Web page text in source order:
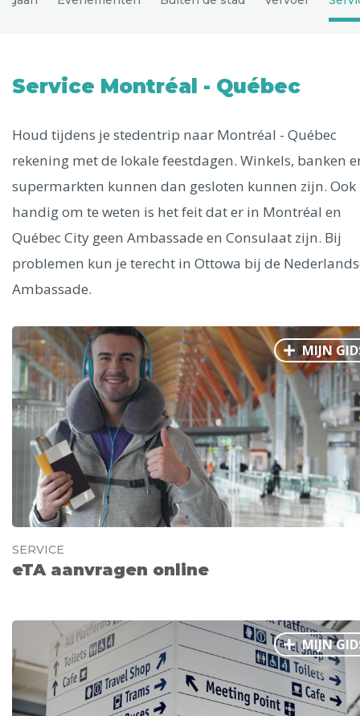
Uitgelichte bestemmingen
Phoenix
Dresden
Ålesund
Parijs Tokio Amsterdam Barcelona Dubai
Milaan
Singapore
Rome Berlijn Mechelen Venetië
Florence
Dublin
Hong Kong München Wenen Budapest
Madrid
Vancouver
Service Montréal - Québec
Houd tijdens je stedentrip naar Montréal - Québec
rekening met de lokale feestdagen. Winkels, banken
supermarkten kunnen dan gesloten kunnen zijn. Ook
handig om te weten is het feit dat er in Montréal en
Québec City geen Ambassade en Consulaat zijn. Bij
problemen kun je terecht in Ottowa bij de
Ambassade.
MIJN
SERVICE
eTA aanvragen online
MIJN